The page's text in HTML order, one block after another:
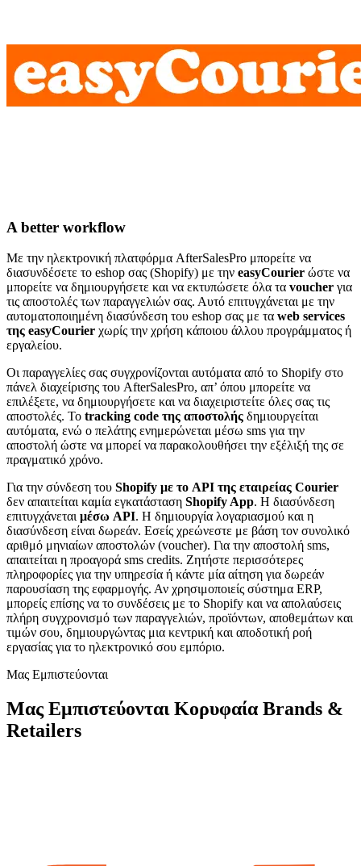
A better workflow
Με την ηλεκτρονική πλατφόρμα AfterSalesPro μπορείτε να
διασυνδέσετε το eshop σας (Shopify) με την easyCourier ώστε να
μπορείτε να δημιουργήσετε και να εκτυπώσετε όλα τα voucher για
τις αποστολές των παραγγελιών σας. Αυτό επιτυγχάνεται με την
αυτοματοποιημένη διασύνδεση του eshop σας με τα web services
της easyCourier χωρίς την χρήση κάποιου άλλου προγράμματος ή
εργαλείου.
Οι παραγγελίες σας συγχρονίζονται αυτόματα από το Shopify στο
πάνελ διαχείρισης του AfterSalesPro, απ’ όπου μπορείτε να
επιλέξετε, να δημιουργήσετε και να διαχειριστείτε όλες σας τις
αποστολές. Το tracking code της αποστολής δημιουργείται
αυτόματα, ενώ ο πελάτης ενημερώνεται μέσω sms για την
αποστολή ώστε να μπορεί να παρακολουθήσει την εξέλιξή της σε
πραγματικό χρόνο.
Για την σύνδεση του Shopify με το API της εταιρείας Courier
δεν απαιτείται καμία εγκατάσταση Shopify App. H διασύνδεση
επιτυγχάνεται μέσω API. Η δημιουργία λογαριασμού και η
διασύνδεση είναι δωρεάν. Εσείς χρεώνεστε με βάση τον συνολικό
αριθμό μηνιαίων αποστολών (voucher). Για την αποστολή sms,
απαιτείται η προαγορά sms credits. Ζητήστε περισσότερες
πληροφορίες για την υπηρεσία ή κάντε μία αίτηση για δωρεάν
παρουσίαση της εφαρμογής. Αν χρησιμοποιείς σύστημα ERP,
μπορείς επίσης να το συνδέσεις με το Shopify και να απολαύσεις
πλήρη συγχρονισμό των παραγγελιών, προϊόντων, αποθεμάτων και
τιμών σου, δημιουργώντας μια κεντρική και αποδοτική ροή
εργασίας για το ηλεκτρονικό σου εμπόριο.
Μας Εμπιστεύονται
Μας Εμπιστεύονται Κορυφαία Brands &
Retailers